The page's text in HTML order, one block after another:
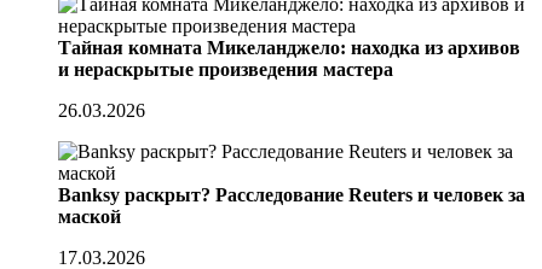
Тайная комната Микеланджело: находка из архивов
и нераскрытые произведения мастера
26.03.2026
Banksy раскрыт? Расследование Reuters и человек за
маской
17.03.2026